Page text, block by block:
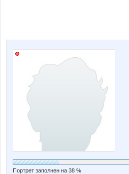
Портрет заполнен на 38 %